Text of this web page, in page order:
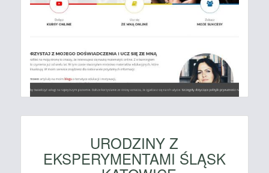
URODZINY Z
EKSPERYMENTAMI ŚLĄSK